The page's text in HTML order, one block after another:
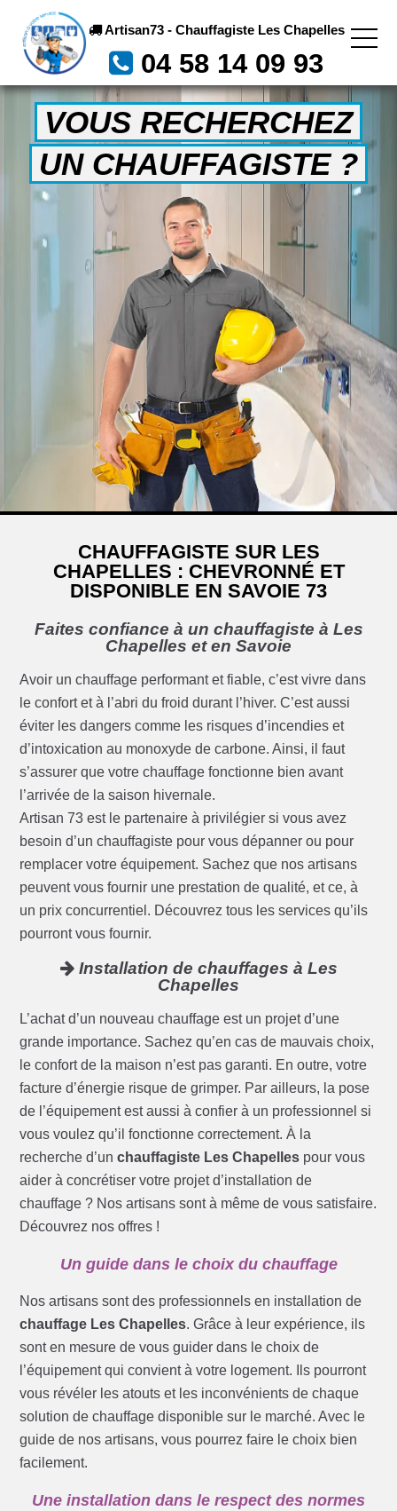
Artisan73 - Chauffagiste Les Chapelles
04 58 14 09 93
VOUS RECHERCHEZ
UN CHAUFFAGISTE ?
CHAUFFAGISTE SUR LES
CHAPELLES : CHEVRONNÉ ET
DISPONIBLE EN SAVOIE 73
Faites confiance à un chauffagiste à Les
Chapelles et en Savoie
Avoir un chauffage performant et fiable, c’est vivre dans
le confort et à l’abri du froid durant l’hiver. C’est aussi
éviter les dangers comme les risques d’incendies et
d’intoxication au monoxyde de carbone. Ainsi, il faut
s’assurer que votre chauffage fonctionne bien avant
l’arrivée de la saison hivernale.
Artisan 73 est le partenaire à privilégier si vous avez
besoin d’un chauffagiste pour vous dépanner ou pour
remplacer votre équipement. Sachez que nos artisans
peuvent vous fournir une prestation de qualité, et ce, à
un prix concurrentiel. Découvrez tous les services qu’ils
pourront vous fournir.
Installation de chauffages à Les
Chapelles
L’achat d’un nouveau chauffage est un projet d’une
grande importance. Sachez qu’en cas de mauvais choix,
le confort de la maison n’est pas garanti. En outre, votre
facture d’énergie risque de grimper. Par ailleurs, la pose
de l’équipement est aussi à confier à un professionnel si
vous voulez qu’il fonctionne correctement. À la
recherche d’unchauffagiste Les Chapelles pour vous
aider à concrétiser votre projet d’installation de
chauffage ? Nos artisans sont à même de vous satisfaire.
Découvrez nos offres !
Un guide dans le choix du chauffage
Nos artisans sont des professionnels en installation de
chauffage Les Chapelles. Grâce à leur expérience, ils
sont en mesure de vous guider dans le choix de
l’équipement qui convient à votre logement. Ils pourront
vous révéler les atouts et les inconvénients de chaque
solution de chauffage disponible sur le marché. Avec le
guide de nos artisans, vous pourrez faire le choix bien
facilement.
Une installation dans le respect des normes